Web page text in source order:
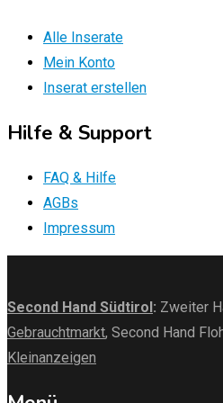
Alle Inserate
Mein Konto
Inserat erstellen
Hilfe & Support
FAQ & Hilfe
AGBs
Impressum
Second Hand Südtirol: Zweiter
Gebrauchtmarkt, Second Hand
Kleinanzeigen